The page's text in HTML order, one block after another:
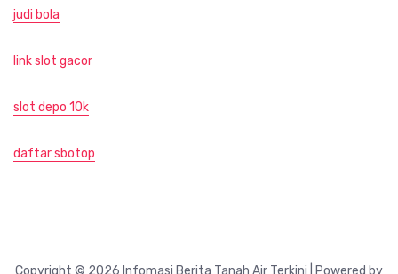
judi bola
link slot gacor
slot depo 10k
daftar sbotop